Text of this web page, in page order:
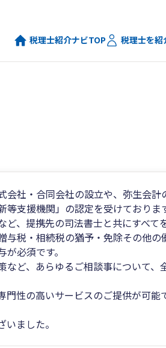
税理士紹介ナビTOP 税理士を紹
社・合同会社の設立や、弥生会計
等支援機関」の認定を受けており
、提携先の司法書士と共にすべて
与税・相続税の猶予・免除その他
必須です。
など、あらゆるご相談事について
門性の高いサービスのご提供が可
ました。